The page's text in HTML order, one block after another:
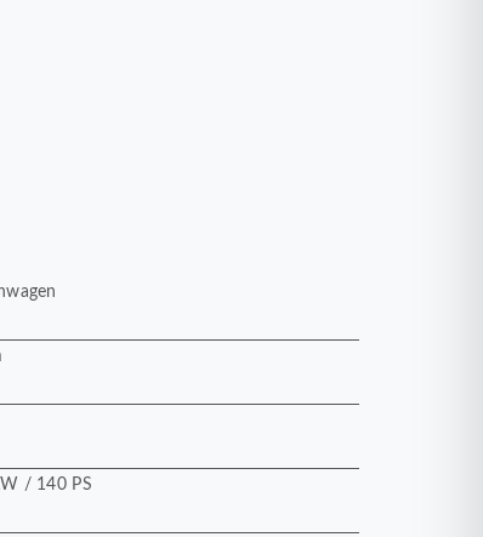
/ 140 PS